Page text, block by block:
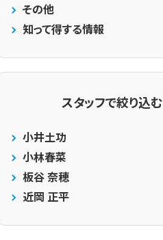
その他
知って得する情報
スタッフで絞り込む
小井土功
小林春菜
板谷 奈穂
近岡 正平